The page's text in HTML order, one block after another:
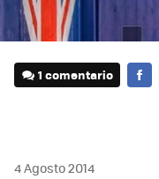
1 comentario
4 Agosto 2014